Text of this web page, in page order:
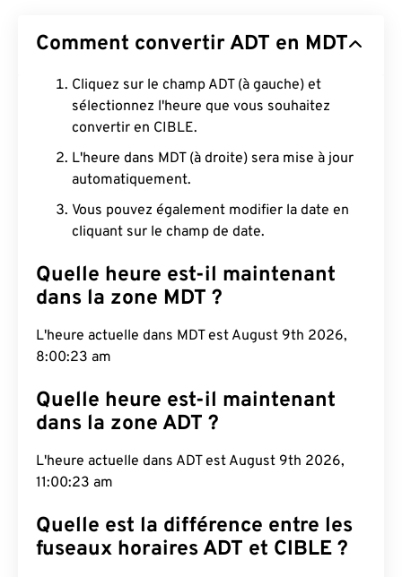
Comment convertir ADT en MDT
Cliquez sur le champ ADT (à gauche) et
sélectionnez l'heure que vous souhaitez
convertir en CIBLE.
L'heure dans MDT (à droite) sera mise à jour
automatiquement.
Vous pouvez également modifier la date en
cliquant sur le champ de date.
Quelle heure est-il maintenant
dans la zone MDT ?
L'heure actuelle dans MDT est August 9th 2026,
8:00:24 am
Quelle heure est-il maintenant
dans la zone ADT ?
L'heure actuelle dans ADT est August 9th 2026,
11:00:24 am
Quelle est la différence entre les
fuseaux horaires ADT et CIBLE ?